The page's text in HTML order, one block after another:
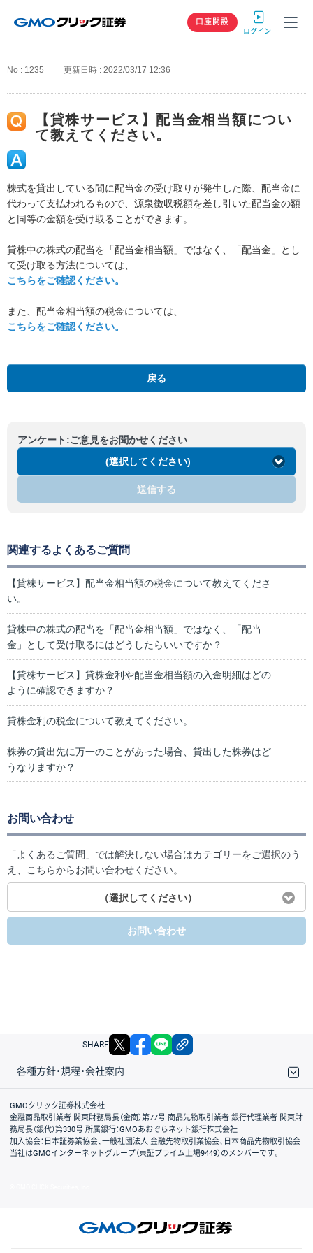
GMOクリック
口座開設
No : 1235 更新日時 : 2022/03/17 12:36
【貸株サービス】配当金相当額につい
て教えてください。
株式を貸出している間に配当金の受け取りが発生した際、配当金に
代わって支払われるもので、源泉徴収税額を差し引いた配当金の額
と同等の金額を受け取ることができます。
貸株中の株式の配当を「配当金相当額」ではなく、「配当金」とし
て受け取る方法については、
こちらをご確認ください。
また、配当金相当額の税金については、
こちらをご確認ください。
戻る
アンケート:ご意見をお聞かせください
(選択してください)
送信する
関連するよくあるご質問
【貸株サービス】配当金相当額の税金について教えてくださ
い。
貸株中の株式の配当を「配当金相当額」ではなく、「配当
金」として受け取るにはどうしたらいいですか？
【貸株サービス】貸株金利や配当金相当額の入金明細はどの
ように確認できますか？
貸株金利の税金について教えてください。
株券の貸出先に万一のことがあった場合、貸出した株券はど
うなりますか？
お問い合わせ
「よくあるご質問」では解決しない場合はカテゴリーをご選択のう
え、こちらからお問い合わせください。
（選択してください）
お問い合わせ
SHARE X facebook
各種方針・規程・会社案内
取引規程・約款
サイトマップ
その他のご案内
個人情報保護方針
最良執行方針
サイトのご利用について
ディスクレイマー
信託保全
リスク説明
会社案内
GMOクリック証券株式会社
金融商品取引業者 関東財務局長（金商）第77号 商品先物取引業者 銀行代理業者 関東財
務局長（銀代）第330号 所属銀行：GMOあおぞらネット銀行株式会社
加入協会：日本証券業協会、一般社団法人 金融先物取引業協会、日本商品先物取引協会
当社はGMOインターネットグループ（東証プライム上場9449）のメンバーです。